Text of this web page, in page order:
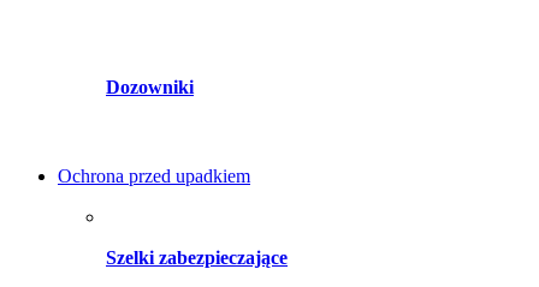
Dozowniki
Ochrona przed upadkiem
Szelki zabezpieczające